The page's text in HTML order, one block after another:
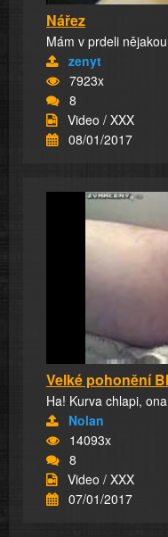
Nářez
Mám v prdeli
zenyt
7923x
8
Video / XXX
08/01/2017
Velké pohonění
Ha! Kurva chlapi,
Nolan
14093x
8
Video / XXX
07/01/2017